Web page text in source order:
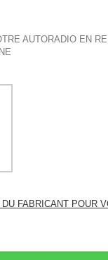
AUTORADIO EN
FABRICANT POUR